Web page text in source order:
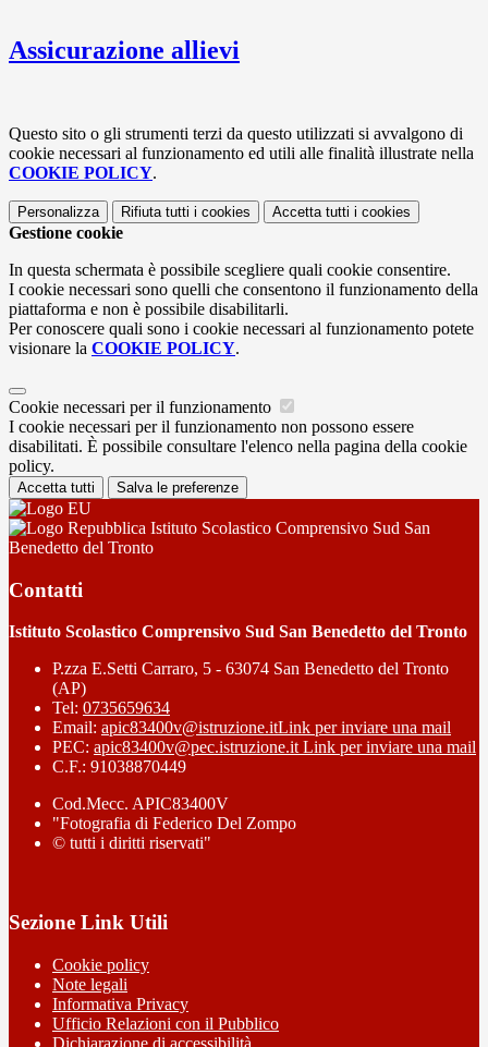
Assicurazione allievi
Questo sito o gli strumenti terzi da questo utilizzati si avvalgono di
cookie necessari al funzionamento ed utili alle finalità illustrate nella
COOKIE POLICY.
Personalizza Rifiuta tutti i cookies Accetta tutti i cookies
Gestione cookie
In questa schermata è possibile scegliere quali cookie consentire.
I cookie necessari sono quelli che consentono il funzionamento della
piattaforma e non è possibile disabilitarli.
Per conoscere quali sono i cookie necessari al funzionamento potete
visionare la COOKIE POLICY.
Cookie necessari per il funzionamento
I cookie necessari per il funzionamento non possono essere
disabilitati. È possibile consultare l'elenco nella pagina della cookie
policy.
Accetta tutti Salva le preferenze
Istituto Scolastico Comprensivo Sud San
Benedetto del Tronto
Contatti
Istituto Scolastico Comprensivo Sud San Benedetto del Tronto
P.zza E.Setti Carraro, 5 - 63074 San Benedetto del Tronto
(AP)
Tel: 0735659634
Email: apic83400v@istruzione.itLink per inviare una mail
PEC: apic83400v@pec.istruzione.it Link per inviare una mail
C.F.: 91038870449
Cod.Mecc. APIC83400V
"Fotografia di Federico Del Zompo
© tutti i diritti riservati"
Sezione Link Utili
Cookie policy
Note legali
Informativa Privacy
Ufficio Relazioni con il Pubblico
Dichiarazione di accessibilità